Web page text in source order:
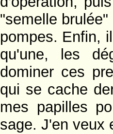
"semelle
pompes. Enfin,
qu'une, les
dominer ces
qui se cache
mes papilles
sage. J'en veux